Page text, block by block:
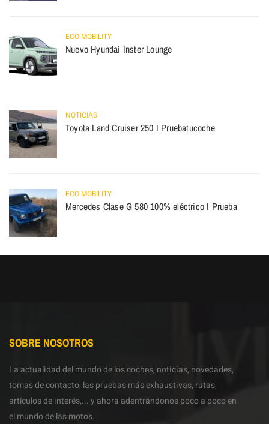
ECO MOBILITY
Nuevo Hyundai Inster Lounge
NOTICIAS
Toyota Land Cruiser 250 I Pruebatucoche
ECO MOBILITY
Mercedes Clase G 580 100% eléctrico I Prueba
SOBRE NOSOTROS
La actualidad del mundo de los coches, noticias, novedades,
tomas de contacto, las pruebas más exhaustivas, rutas,
artículos de interés,... y ahora adentrándonos poco a poco en
el mundo de las motos.